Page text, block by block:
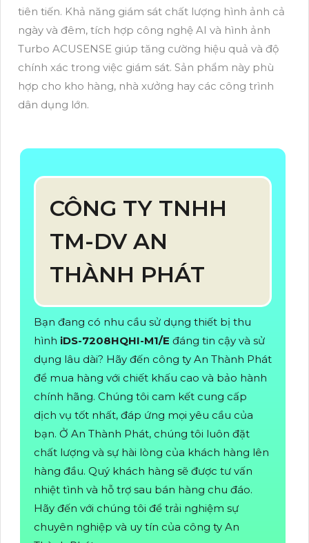
tiên tiến. Khả năng giám sát chất lượng hình ảnh cả
ngày và đêm, tích hợp công nghệ AI và hình ảnh
Turbo ACUSENSE giúp tăng cường hiệu quả và độ
chính xác trong việc giám sát. Sản phẩm này phù
hợp cho kho hàng, nhà xưởng hay các công trình
dân dụng lớn.
CÔNG TY TNHH
TM-DV AN
THÀNH PHÁT
Bạn đang có nhu cầu sử dụng thiết bị thu
hình iDS-7208HQHI-M1/E đáng tin cậy và sử
dụng lâu dài? Hãy đến công ty An Thành Phát
để mua hàng với chiết khấu cao và bảo hành
chính hãng. Chúng tôi cam kết cung cấp
dịch vụ tốt nhất, đáp ứng mọi yêu cầu của
bạn. Ở An Thành Phát, chúng tôi luôn đặt
chất lượng và sự hài lòng của khách hàng lên
hàng đầu. Quý khách hàng sẽ được tư vấn
nhiệt tình và hỗ trợ sau bán hàng chu đáo.
Hãy đến với chúng tôi để trải nghiệm sự
chuyên nghiệp và uy tín của công ty An